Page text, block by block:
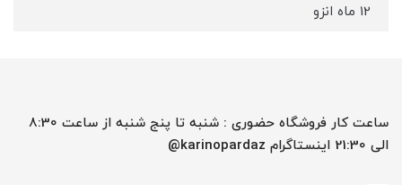
12 ماه انزو
ساعت کار فروشگاه حضوری : شنبه تا پنج شنبه از ساعت 8:30
الی 21:30 اینستاگرام karinopardaz@